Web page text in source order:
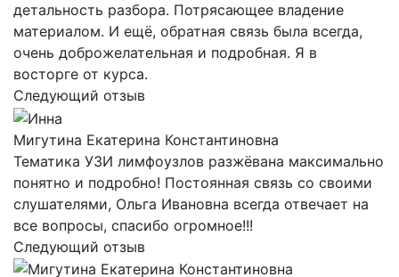
детальность разбора. Потрясающее владение
материалом. И ещё, обратная связь была всегда,
очень доброжелательная и подробная. Я в
восторге от курса.
Следующий отзыв
Мигутина Екатерина Константиновна
Тематика УЗИ лимфоузлов разжёвана максимально
понятно и подробно! Постоянная связь со своими
слушателями, Ольга Ивановна всегда отвечает на
все вопросы, спасибо огромное!!!
Следующий отзыв